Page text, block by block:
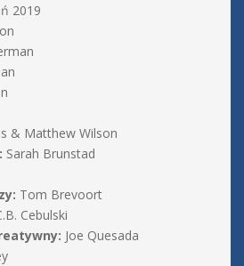
2019
& Matthew Wilson
Sarah Brunstad
Tom Brevoort
Cebulski
Joe Quesada